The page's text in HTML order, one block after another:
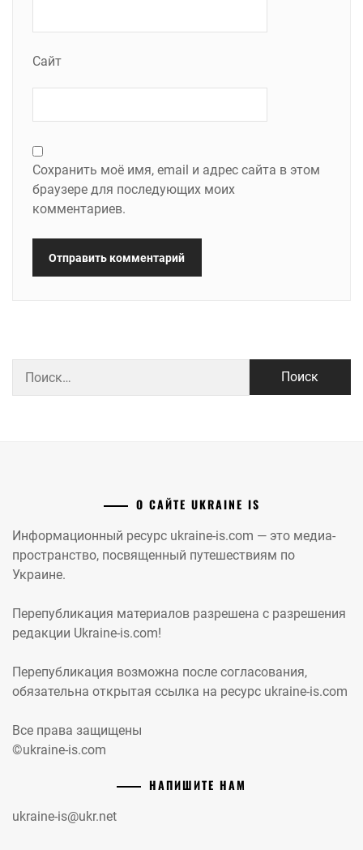
Сайт
Сохранить моё имя, email и адрес сайта в этом
браузере для последующих моих
комментариев.
О САЙТЕ UKRAINE IS
Информационный ресурс ukraine-is.com — это медиа-
пространство, посвященный путешествиям по
Украине.
Перепубликация материалов разрешена с разрешения
редакции Ukraine-is.com!
Перепубликация возможна после согласования,
обязательна открытая ссылка на ресурс ukraine-is.com
Все права защищены
©ukraine-is.com
НАПИШИТЕ НАМ
ukraine-is@ukr.net